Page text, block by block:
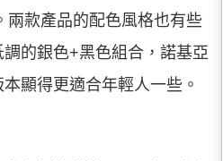
兩款產品的配色風格也有些
的銀色+黑色組合，諾基亞
顯得更適合年輕人一些。